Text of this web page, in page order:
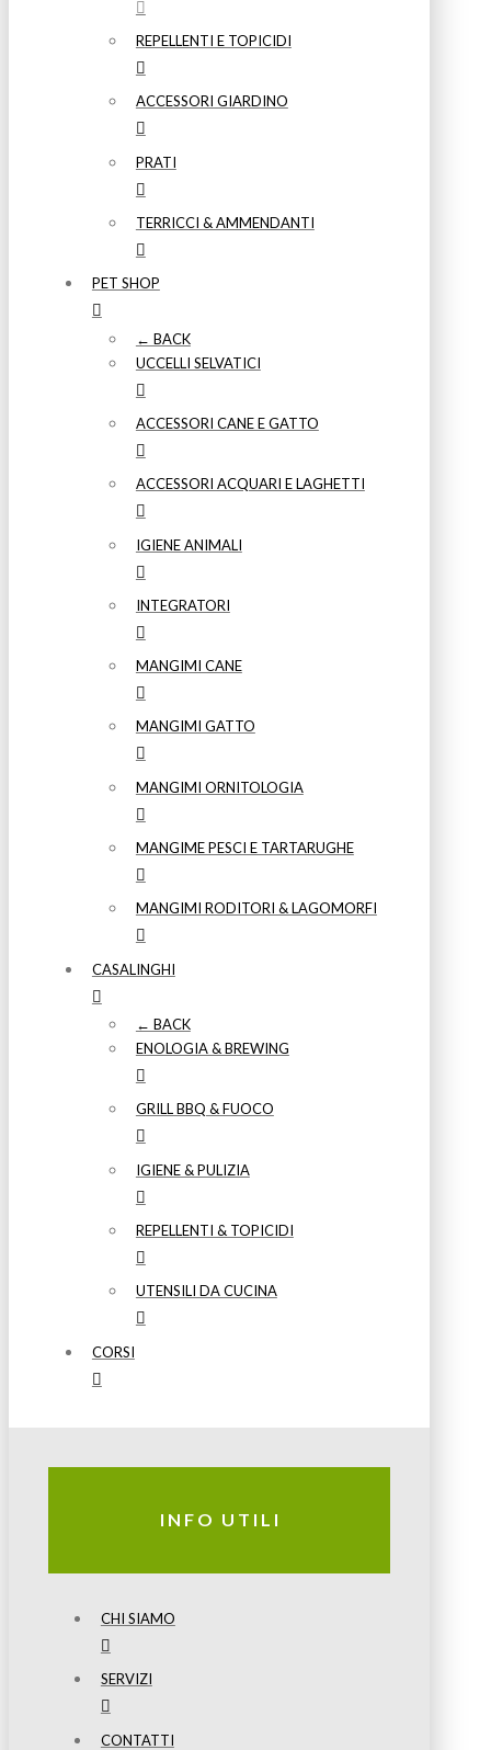
REPELLENTI E TOPICIDI
ACCESSORI GIARDINO
PRATI
TERRICCI & AMMENDANTI
PET SHOP
← BACK
UCCELLI SELVATICI
ACCESSORI CANE E GATTO
ACCESSORI ACQUARI E LAGHETTI
IGIENE ANIMALI
INTEGRATORI
MANGIMI CANE
MANGIMI GATTO
MANGIMI ORNITOLOGIA
MANGIME PESCI E TARTARUGHE
MANGIMI RODITORI & LAGOMORFI
CASALINGHI
← BACK
ENOLOGIA & BREWING
GRILL BBQ & FUOCO
IGIENE & PULIZIA
REPELLENTI & TOPICIDI
UTENSILI DA CUCINA
CORSI
INFO UTILI
CHI SIAMO
SERVIZI
CONTATTI